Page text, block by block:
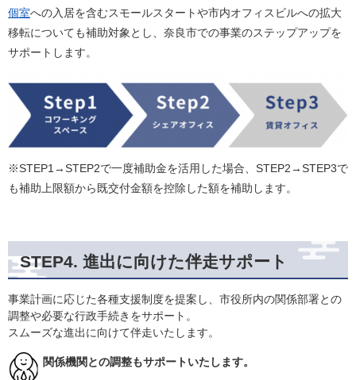
個室への入居を含むスモールスタートや市内オフィスビルへの拡大
移転についても補助対象とし、奈良市での事業のステップアップを
サポートします。
※STEP1→STEP2で一度補助金を活用した場合、STEP2→STEP3で
も補助上限額から既交付金額を控除した額を補助します。
STEP4. 進出に向けた伴走サポート
事業計画に応じた各種支援制度を提案し、市役所内の関係部署との
調整や必要な行政手続きをサポート。
​​ 関係機関との調整もサポートいたします。​